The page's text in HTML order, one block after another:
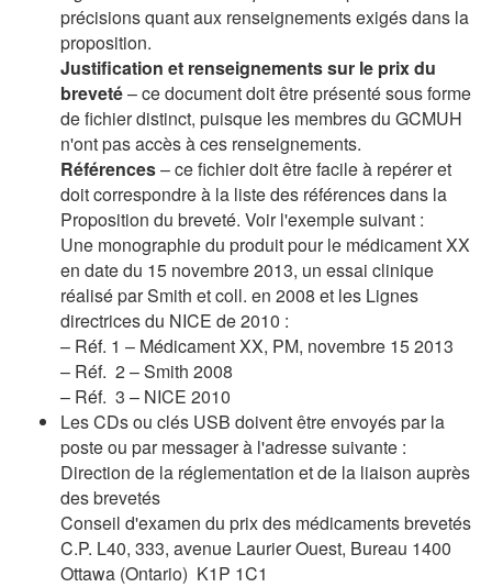
précisions quant aux renseignements exigés dans la
proposition.
Justification et renseignements sur le prix du
breveté– ce document doit être présenté sous forme
de fichier distinct, puisque les membres du GCMUH
n'ont pas accès à ces renseignements.
Références– ce fichier doit être facile à repérer et
doit correspondre à la liste des références dans la
Proposition du breveté. Voir l'exemple suivant :
Une monographie du produit pour le médicament XX
en date du 15 novembre 2013, un essai clinique
réalisé par Smith et coll. en 2008 et les Lignes
directrices du NICE de 2010 :
– Réf. 1 – Médicament XX, PM, novembre 15 2013
– Réf. 2 – Smith 2008
– Réf. 3 – NICE 2010
Les CDs ou clés USB doivent être envoyés par la
poste ou par messager à l'adresse suivante :
Direction de la réglementation et de la liaison auprès
des brevetés
Conseil d'examen du prix des médicaments brevetés
C.P. L40, 333, avenue Laurier Ouest, Bureau 1400
Ottawa (Ontario) K1P 1C1